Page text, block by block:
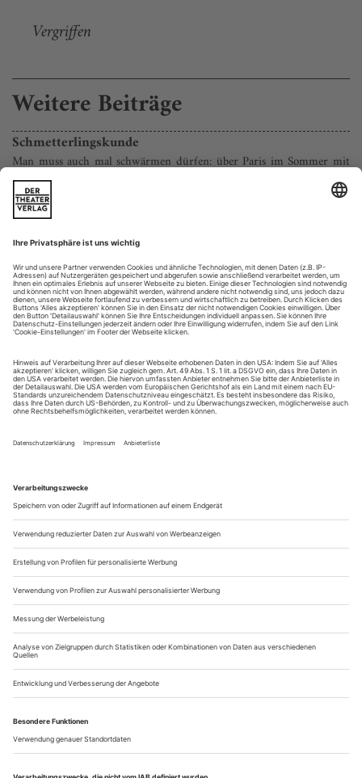
Vergriffen
Weitere Beiträge
Schmetterlingskunde
Man muss auch mal schwärmen dürfen: über Paris im Sommer mit
Isabelle Huppert in Krzysztof Warlikowskis Williams-Inszenierung
«Endstation Sehnsucht» und Ariane Mnouchkines neuestes
Zauberstück «Les Naufragés du Fol Espoir»
Dass Schmetterlinge mit ihrem Flügelschlag Verheerendes
anrichten können, hat sich herumgesprochen. Hier ist die
Verheerung schon da, der Schmetterling tot. Aufgespießt auf
einem Drehhocker, im schwarzen Négligé, die weißen Beine
von sich gespreizt wie ein Falter im Papiliorama, sitzt Isabelle
übergroß...
Durchgezappt
schreibt Falk Richter im Programmheft, und man beginnt
sogleich nach den Spuren zu suchen. Wahrscheinlich sind sie
in allen sieben Figuren zu finden, die Richter in seinem Stück
«Krieg der Bilder» in einem unübersichtlichen Medien-
Kultur-Kunst-Bereich...
Die Partei hat immer Recht
«Er rührte an den Schlaf der Welt»: Jochen Voits grandiose Biografie
über den kommunistischen Großkünstler Ernst Busch
Du bist ein ganz blöder SED-Otto», lästerte in nordischer
Klarsicht der Hamburger «Volksschauspieler» Hans Albers
über den politisch ständig benebelten, mit roten Fahnen
wedelnden Kollegen «Volksschauspieler» Ernst Busch. Der
stammt zwar gleichfalls aus dem kühlen Norden, aus Kiel,